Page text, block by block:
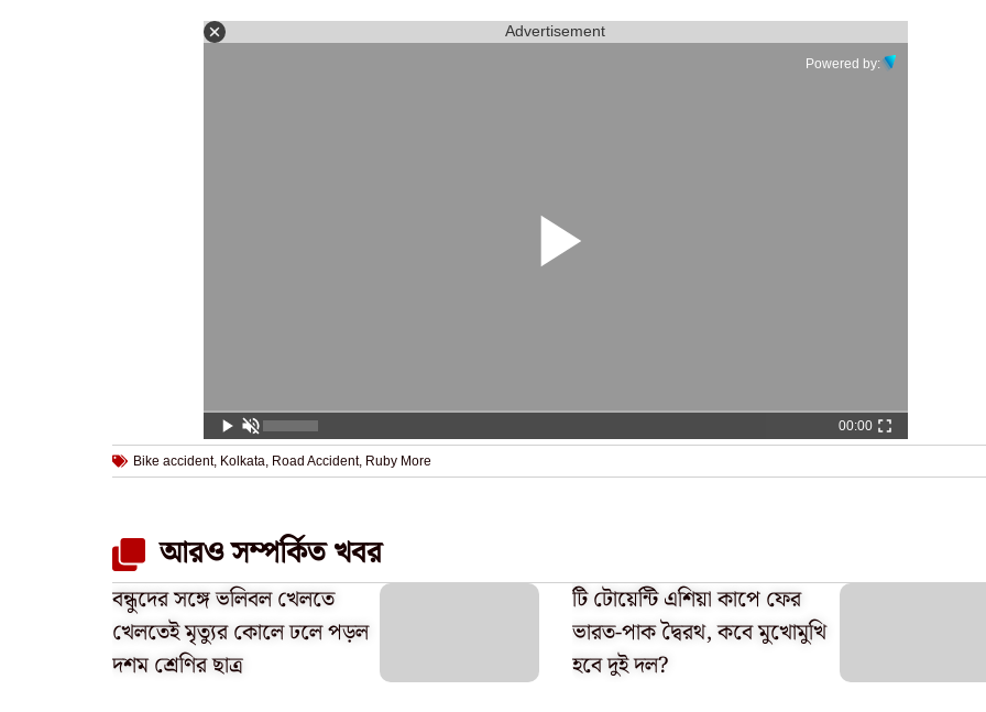
Advertisement
Powered by:
00:00
Bike accident, Kolkata Road Accident, Ruby More
আরও সম্পর্কিত খবর
বন্ধুদের সঙ্গে ভলিবল খেলতে
খেলতেই মৃত্যুর কোলে ঢলে পড়ল
দশম শ্রেণির ছাত্র
টি টোয়েন্টি এশিয়া কাপে ফের
ভারত-পাক দ্বৈরথ, কবে মুখোমুখি
হবে দুই দল?